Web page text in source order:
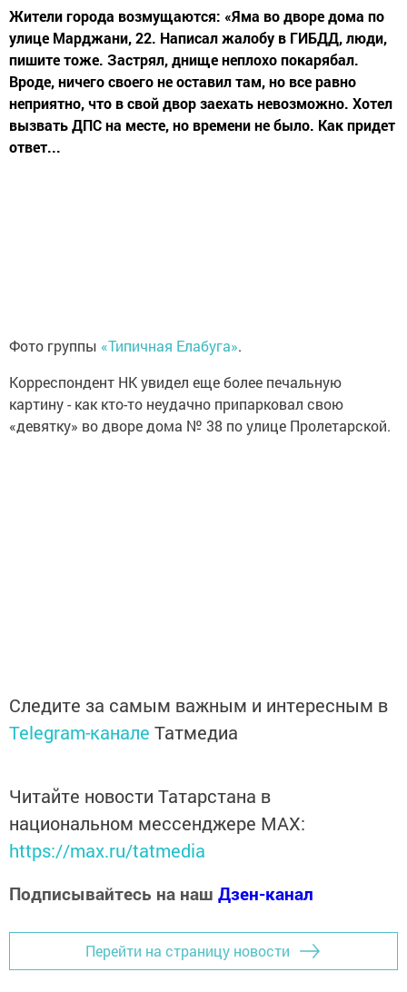
Жители города возмущаются: «Яма во дворе дома по
улице Марджани, 22. Написал жалобу в ГИБДД, люди,
пишите тоже. Застрял, днище неплохо покарябал.
Вроде, ничего своего не оставил там, но все равно
неприятно, что в свой двор заехать невозможно. Хотел
вызвать ДПС на месте, но времени не было. Как придет
ответ...
Фото группы «Типичная Елабуга».
Корреспондент НК увидел еще более печальную
картину - как кто-то неудачно припарковал свою
«девятку» во дворе дома № 38 по улице Пролетарской.
Следите за самым важным и интересным в
Telegram-канале Татмедиа
Читайте новости Татарстана в
национальном мессенджере MАХ:
https://max.ru/tatmedia
Подписывайтесь на наш Дзен-канал
Перейти на страницу новости